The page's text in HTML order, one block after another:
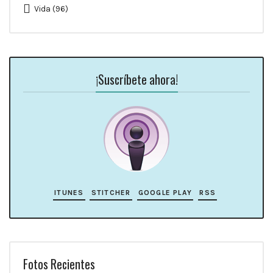
Vida (96)
¡Suscríbete ahora!
ITUNES STITCHER GOOGLE PLAY RSS
Fotos Recientes